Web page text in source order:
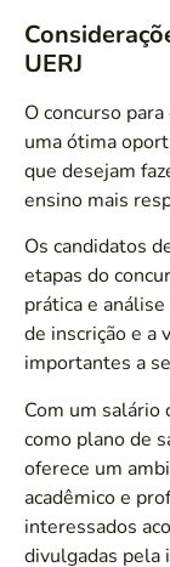
UERJ
O concurso
uma ótima
que desejam
ensino mais
Os candidatos
etapas do
prática e
de inscrição e a
importantes a
Com um
como plano de
oferece um
acadêmico e
interessados
divulgadas pela